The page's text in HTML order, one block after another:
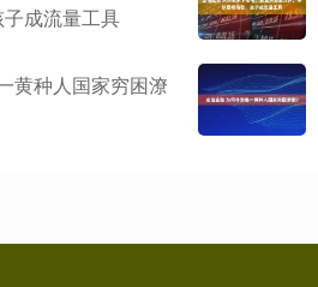
成流量工具
黄种人国家穷困潦